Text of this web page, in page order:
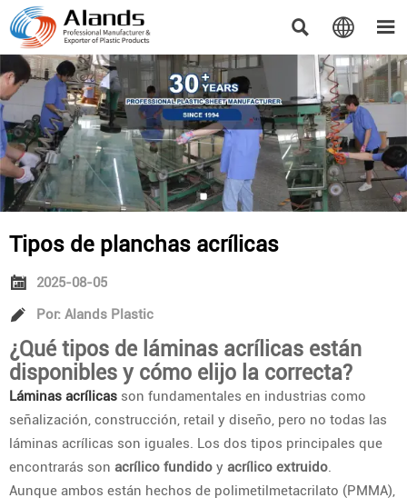
  
Tipos de planchas acrílicas
 2025-08-05
 Por: Alands Plastic
¿Qué tipos de láminas acrílicas están
disponibles y cómo elijo la correcta?
Láminas acrílicas son fundamentales en industrias como
señalización, construcción, retail y diseño, pero no todas las
láminas acrílicas son iguales. Los dos tipos principales que
encontrarás son acrílico fundido y acrílico extruido.
Aunque ambos están hechos de polimetilmetacrilato (PMMA),